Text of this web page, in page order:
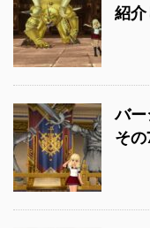
紹
バ
その